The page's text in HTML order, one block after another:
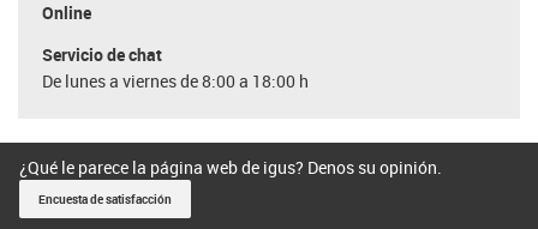
Online
Servicio de chat
De lunes a viernes de 8:00 a 18:00 h
¿Qué le parece la página web de igus? Denos su opinión.
Encuesta de satisfacción